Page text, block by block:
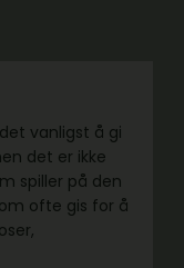
vanligst å gi
det er ikke
spiller på den
ofte gis for å